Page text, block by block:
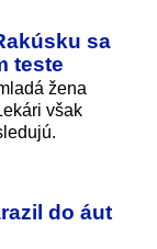
sa
teste
žena
však
do áut